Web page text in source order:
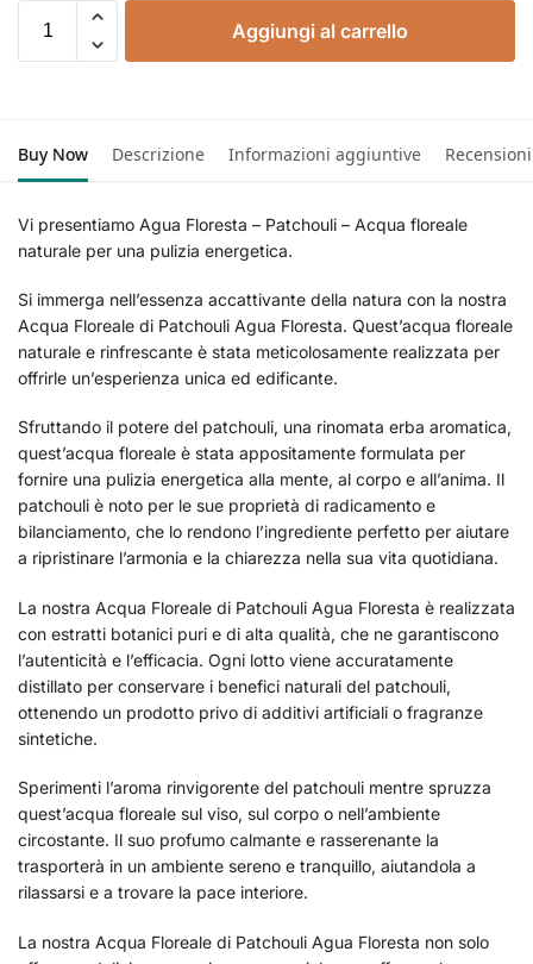
Aggiungi al carrello
Buy Now Descrizione Informazioni aggiuntive Recensioni
Vi presentiamo Agua Floresta – Patchouli – Acqua floreale
naturale per una pulizia energetica.
Si immerga nell’essenza accattivante della natura con la nostra
Acqua Floreale di Patchouli Agua Floresta. Quest’acqua floreale
naturale e rinfrescante è stata meticolosamente realizzata per
offrirle un’esperienza unica ed edificante.
Sfruttando il potere del patchouli, una rinomata erba aromatica,
quest’acqua floreale è stata appositamente formulata per
fornire una pulizia energetica alla mente, al corpo e all’anima. Il
patchouli è noto per le sue proprietà di radicamento e
bilanciamento, che lo rendono l’ingrediente perfetto per aiutare
a ripristinare l’armonia e la chiarezza nella sua vita quotidiana.
La nostra Acqua Floreale di Patchouli Agua Floresta è realizzata
con estratti botanici puri e di alta qualità, che ne garantiscono
l’autenticità e l’efficacia. Ogni lotto viene accuratamente
distillato per conservare i benefici naturali del patchouli,
ottenendo un prodotto privo di additivi artificiali o fragranze
sintetiche.
Sperimenti l’aroma rinvigorente del patchouli mentre spruzza
quest’acqua floreale sul viso, sul corpo o nell’ambiente
circostante. Il suo profumo calmante e rasserenante la
trasporterà in un ambiente sereno e tranquillo, aiutandola a
rilassarsi e a trovare la pace interiore.
La nostra Acqua Floreale di Patchouli Agua Floresta non solo